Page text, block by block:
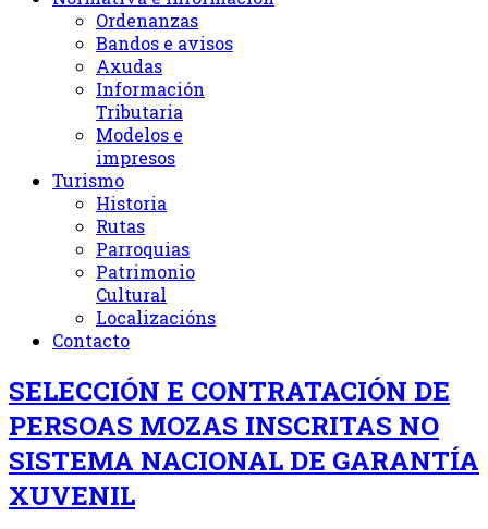
Ordenanzas
Bandos e avisos
Axudas
Información
Tributaria
Modelos e
impresos
Turismo
Historia
Rutas
Parroquias
Patrimonio
Cultural
Localizacións
Contacto
SELECCIÓN E CONTRATACIÓN DE
PERSOAS MOZAS INSCRITAS NO
SISTEMA NACIONAL DE GARANTÍA
XUVENIL